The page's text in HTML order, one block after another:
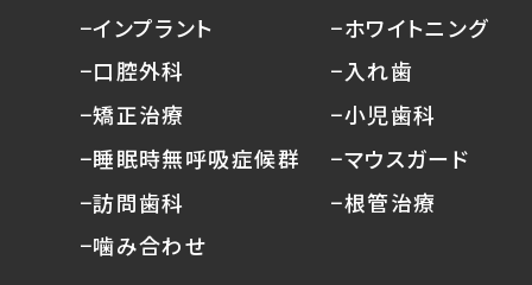
−インプラント
−口腔外科
−矯正治療
−睡眠時無呼吸症候群
−訪問歯科
−噛み合わせ
−ホワイトニング
−入れ歯
−小児歯科
−マウスガード
−根管治療